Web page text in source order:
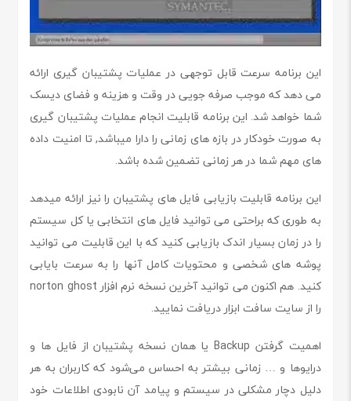
این برنامه سرعت قابل توجهی در عملیات پشتیبان گیری ارائه
می دهد که موجب صرفه جویی در وقت و هزینه و فضای دیسک
شما خواهد شد. این برنامه قابلیت انجام عملیات پشتیبان گیری
به صورت خودکار در بازه های زمانی را دارا میباشد, تا امنیت داده
های مهم شما در هر زمانی تضمین شده باشد.
این برنامه قابلیت بازیابی فایل های پشتیبان را نیز ارائه میدهد
به طوری که براحتی می توانید فایل های انتخابی یا کل سیستم
را در زمان بسیار اندک بازیابی کنید که با این قابلیت می توانید
پوشه های شخصی و محتویات کامل آنها را به سرعت بایابی
کنید. هم اکنون می توانید آخرین نسخه نرم افزار norton ghost
را از سایت سافت ابزار دریافت نمایید.
اهمیت گرفتن Backup یا همان نسخه پشتیبان از فایل ها و
درایوها و … زمانی بیشتر به احساس می‌شود که کاربران به هر
دلیل دچار مشکلی در سیستم و پیامد آن نابودی اطلاعات خود